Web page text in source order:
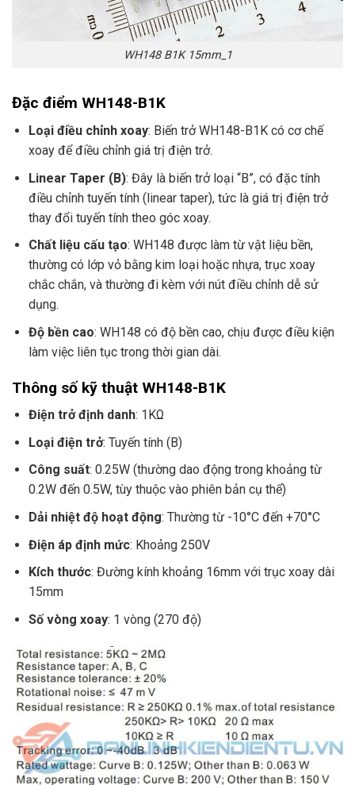
WH148 B1K 15mm_1
Đặc điểm WH148-B1K
Loại điều chỉnh xoay: Biến trở WH148-B1K có cơ chế
xoay để điều chỉnh giá trị điện trở.
Linear Taper (B): Đây là biến trở loại “B”, có đặc tính
điều chỉnh tuyến tính (linear taper), tức là giá trị điện trở
thay đổi tuyến tính theo góc xoay.
Chất liệu cấu tạo: WH148 được làm từ vật liệu bền,
thường có lớp vỏ bằng kim loại hoặc nhựa, trục xoay
chắc chắn, và thường đi kèm với nút điều chỉnh dễ sử
dụng.
Độ bền cao: WH148 có độ bền cao, chịu được điều kiện
làm việc liên tục trong thời gian dài.
Thông số kỹ thuật WH148-B1K
Điện trở định danh: 1KΩ
Loại điện trở: Tuyến tính (B)
Công suất: 0.25W (thường dao động trong khoảng từ
0.2W đến 0.5W, tùy thuộc vào phiên bản cụ thể)
Dải nhiệt độ hoạt động: Thường từ -10°C đến +70°C
Điện áp định mức: Khoảng 250V
Kích thước: Đường kính khoảng 16mm với trục xoay dài
15mm
Số vòng xoay: 1 vòng (270 độ)